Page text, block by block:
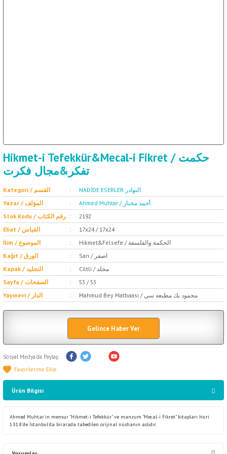
Hikmet-i Tefekkür&Mecal-i Fikret / حكمت
تفكر&مجال فكرت
Kategori / القسم
NADİDE ESERLER النوادر
Yazar / المؤلف
Ahmed Muhtar / أحمد مختار
Stok Kodu / رقم الكتاب
2192
Ebat / القياس
17x24 / 17x24
İlim / الموضوع
Hikmet&Felsefe / الحكمة والفلسفة
Kağıt / الورق
Sarı / اصفر
Kapak / التجليد
Ciltli / مجلد
Sayfa / الصفحات
53 / 53
Yayınevi / الدار
Mahmud Bey Matbaası / محمود بك مطبعه سي
Gelince Haber Ver
Sosyal Medya'da Paylaş:
Ürün Bilgisi
Ahmed Muhtar'ın mensur "Hikmet-i Tefekkür" ve manzum "Mecal-i Fikret" kitapları hicri
1318'de İstanbul'da birarada tabedilen orijinal nüshanın aslıdır.